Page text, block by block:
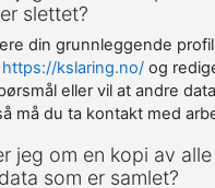
slettet?
din grunnleggende
https://kslaring.no/ og
eller vil at andre
må du ta kontakt med
jeg om en kopi av
som er samlet?